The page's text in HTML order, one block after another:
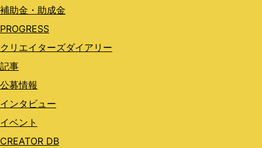
補助金・助成金
PROGRESS
クリエイターズダイアリー
記事
公募情報
インタビュー
イベント
CREATOR DB